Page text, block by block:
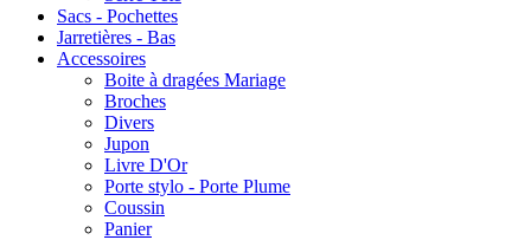
Sacs - Pochettes
Jarretières - Bas
Accessoires
Boite à dragées Mariage
Broches
Divers
Jupon
Livre D'Or
Porte stylo - Porte Plume
Coussin
Panier